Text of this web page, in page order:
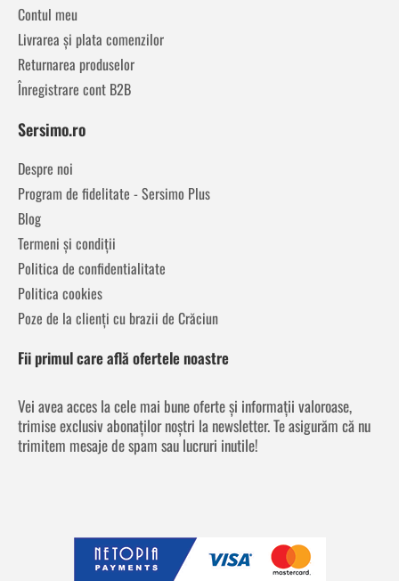
Contul meu
Livrarea și plata comenzilor
Returnarea produselor
Înregistrare cont B2B
Sersimo.ro
Despre noi
Program de fidelitate - Sersimo Plus
Blog
Termeni și condiții
Politica de confidentialitate
Politica cookies
Poze de la clienți cu brazii de Crăciun
Fii primul care află ofertele noastre
Vei avea acces la cele mai bune oferte și informații valoroase,
trimise exclusiv abonaților noștri la newsletter. Te asigurăm că nu
trimitem mesaje de spam sau lucruri inutile!